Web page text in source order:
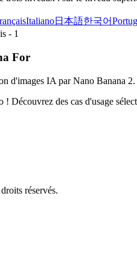
Italiano日本語한국어
For
d'images IA par Nano Banana 2.
! Découvrez des cas d'usage
réservés.